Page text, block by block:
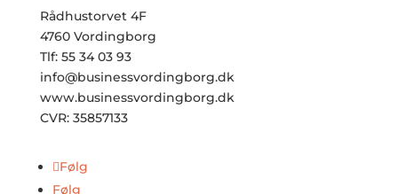
Rådhustorvet 4F
4760 Vordingborg
Tlf: 55 34 03 93
info@businessvordingborg.dk
www.businessvordingborg.dk
CVR: 35857133
Følg
Følg